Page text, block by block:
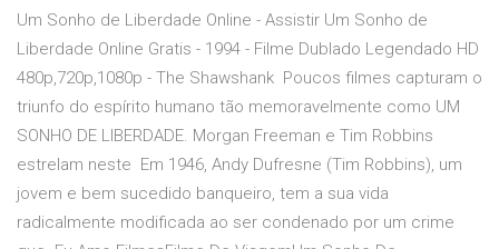
Um Sonho de Liberdade Online - Assistir Um Sonho de
Liberdade Online Gratis - 1994 - Filme Dublado Legendado HD
480p,720p,1080p - The Shawshank Poucos filmes capturam o
triunfo do espírito humano tão memoravelmente como UM
SONHO DE LIBERDADE. Morgan Freeman e Tim Robbins
estrelam neste Em 1946, Andy Dufresne (Tim Robbins), um
jovem e bem sucedido banqueiro, tem a sua vida
radicalmente modificada ao ser condenado por um crime